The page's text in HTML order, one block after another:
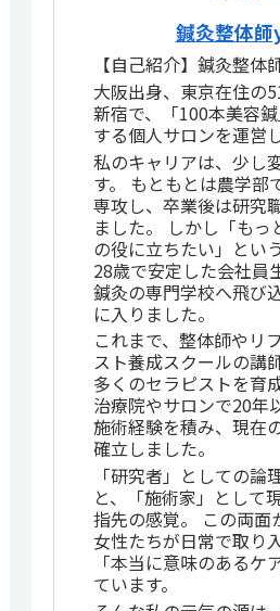
鍼灸整体師
【自己紹介】鍼灸整体
大阪出身、東京在住の
新宿で、「100本美容
する個人サロンを運営
私のキャリアは、少し
す。 もともとは農学部
専攻し、卒業後は研究
ました。 しかし「もっ
の役に立ちたい」とい
28歳で安定した会社員
鍼灸の専門学校へ飛び
に入りました。
これまで、整体師やリ
スト養成スクールの講
多くのセラピストを育
治療院やサロンで20年
施術経験を積み、現在
確立しました。
「研究者」としての論
と、「施術家」として
指先の感覚。 この両面
女性たちが日常で取り
「本当に意味のあるケ
ています。